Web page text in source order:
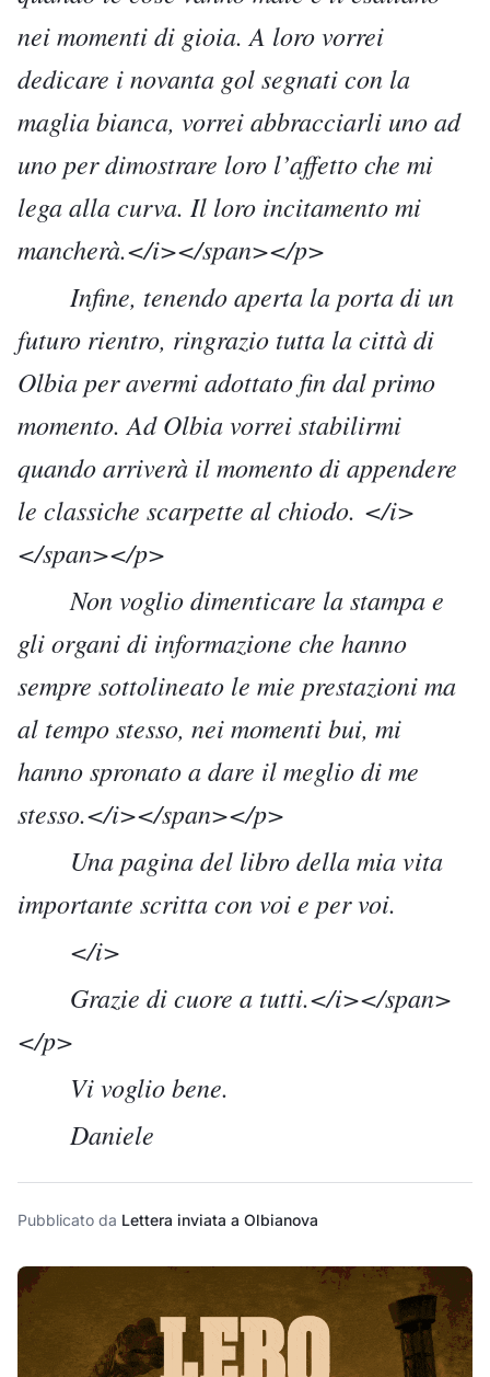
nei momenti di gioia. A loro vorrei
dedicare i novanta gol segnati con la
maglia bianca, vorrei abbracciarli uno ad
uno per dimostrare loro l’affetto che mi
lega alla curva. Il loro incitamento mi
mancherà.</i></span></p>
Infine, tenendo aperta la porta di un
futuro rientro, ringrazio tutta la città di
Olbia per avermi adottato fin dal primo
momento. Ad Olbia vorrei stabilirmi
quando arriverà il momento di appendere
le classiche scarpette al chiodo. </i>
</span></p>
Non voglio dimenticare la stampa e
gli organi di informazione che hanno
sempre sottolineato le mie prestazioni ma
al tempo stesso, nei momenti bui, mi
hanno spronato a dare il meglio di me
stesso.</i></span></p>
Una pagina del libro della mia vita
importante scritta con voi e per voi.
</i>
Grazie di cuore a tutti.</i></span>
</p>
Vi voglio bene.
Daniele
Pubblicato da Lettera inviata a Olbianova